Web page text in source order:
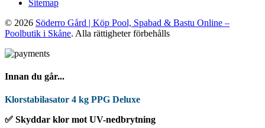
Sitemap
© 2026 Söderro Gård | Köp Pool, Spabad & Bastu Online –
Poolbutik i Skåne. Alla rättigheter förbehålls
Innan du går...
Klorstabilasator 4 kg PPG Deluxe
✅ Skyddar klor mot UV-nedbrytning